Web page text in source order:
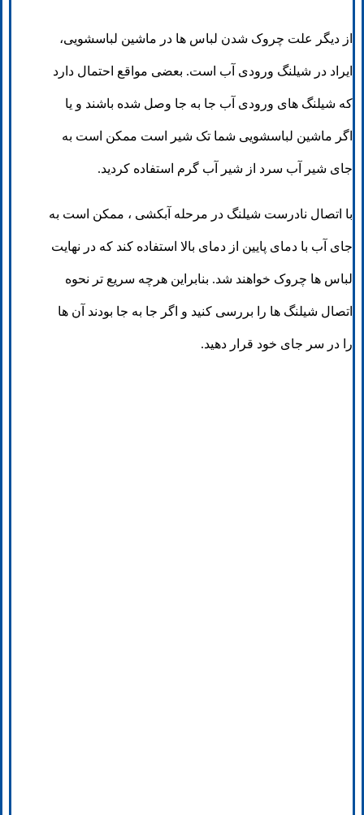
از دیگر علت چروک شدن لباس ها در ماشین لباسشویی،
ایراد در شیلنگ ورودی آب است. بعضی مواقع احتمال دارد
که شیلنگ های ورودی آب جا به جا وصل شده باشند و یا
اگر ماشین لباسشویی شما تک شیر است ممکن است به
جای شیر آب سرد از شیر آب گرم استفاده کردید.
با اتصال نادرست شیلنگ در مرحله آبکشی ، ممکن است به
جای آب با دمای پایین از دمای بالا استفاده کند که در نهایت
لباس ها چروک خواهند شد. بنابراین هرچه سریع تر نحوه
اتصال شیلنگ ها را بررسی کنید و اگر جا به جا بودند آن ها
را در سر جای خود قرار دهید.